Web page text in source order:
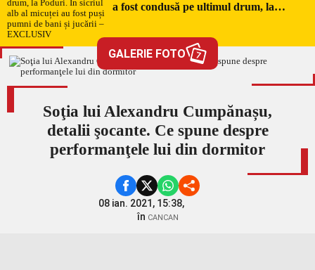
a fost condusă pe ultimul drum, la
EXCLUSIV
GALERIE FOTO 7
Soţia lui Alexandru Cumpănașu,
detalii şocante. Ce spune despre
performanţele lui din dormitor
08 ian. 2021, 15:38,
în CANCAN